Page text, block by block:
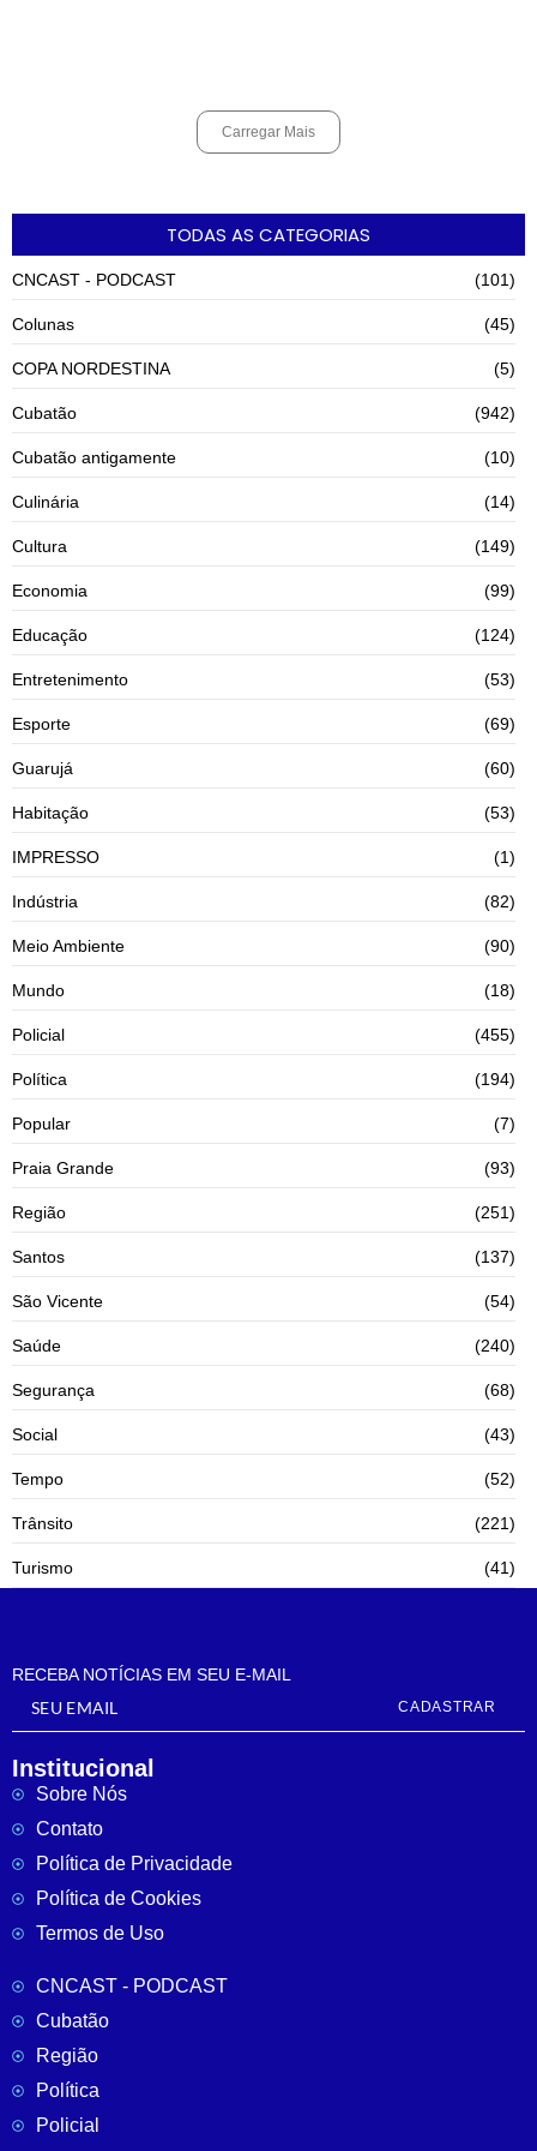
Carregar Mais
TODAS AS CATEGORIAS
CNCAST - PODCAST (101)
Colunas (45)
COPA NORDESTINA (5)
Cubatão (942)
Cubatão antigamente (10)
Culinária (14)
Cultura (149)
Economia (99)
Educação (124)
Entretenimento (53)
Esporte (69)
Guarujá (60)
Habitação (53)
IMPRESSO (1)
Indústria (82)
Meio Ambiente (90)
Mundo (18)
Policial (455)
Política (194)
Popular (7)
Praia Grande (93)
Região (251)
Santos (137)
São Vicente (54)
Saúde (240)
Segurança (68)
Social (43)
Tempo (52)
Trânsito (221)
Turismo (41)
RECEBA NOTÍCIAS EM SEU E-MAIL
CADASTRAR
Institucional
Sobre Nós
Contato
Política de Privacidade
Política de Cookies
Termos de Uso
CNCAST - PODCAST
Cubatão
Região
Política
Policial